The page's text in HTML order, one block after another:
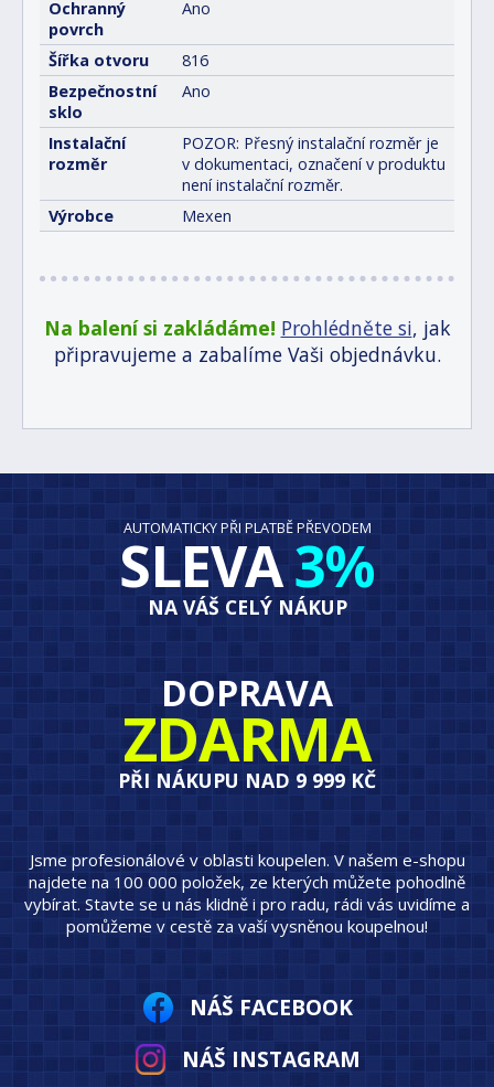
Ochranný
povrch
Ano
Šířka otvoru
816
Bezpečnostní
sklo
Ano
Instalační
rozměr
POZOR: Přesný instalační rozměr je
v dokumentaci, označení v produktu
není instalační rozměr.
Výrobce
Mexen
Na balení si zakládáme! Prohlédněte si, jak
připravujeme a zabalíme Vaši objednávku.
AUTOMATICKY PŘI PLATBĚ PŘEVODEM
SLEVA3%
NA VÁŠ CELÝ NÁKUP
DOPRAVA
ZDARMA
PŘI NÁKUPU NAD 9 999 KČ
Jsme profesionálové v oblasti koupelen. V našem e-shopu
najdete na 100 000 položek, ze kterých můžete pohodlně
vybírat. Stavte se u nás klidně i pro radu, rádi vás uvidíme a
pomůžeme v cestě za vaší vysněnou koupelnou!
NÁŠ FACEBOOK
NÁŠ INSTAGRAM